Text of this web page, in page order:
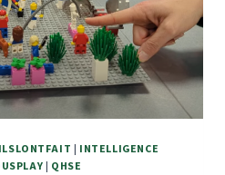
ILSLONTFAIT | INTELLIGENCE
| QHSE